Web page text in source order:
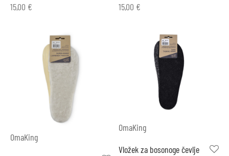
15,00 €
15,00 €
OmaKing
OmaKing
Vložek za bosonoge čevlje